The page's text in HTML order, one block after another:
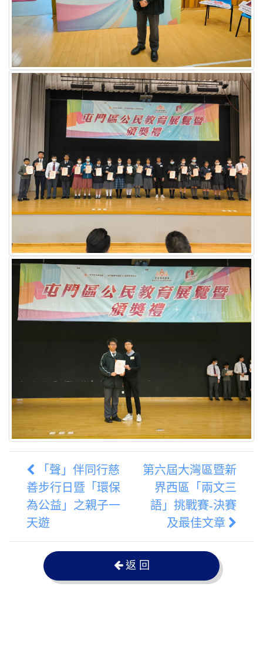
「聲」伴同行慈
善步行日暨「環保
為公益」之親子一
天遊
第六屆大灣區暨新
界西區「兩文三
語」挑戰賽-決賽
及最佳文章
返 回